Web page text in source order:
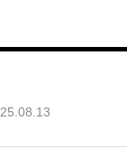
25.08.13